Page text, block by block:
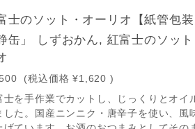
士のソット・オーリオ【紙管包装
缶」 しずおかん, 紅富士のソッ
(税込価格 ¥1,620 )
士を手作業でカットし、じっくりとオイ
した。国産ニンニク・唐辛子を使い、風